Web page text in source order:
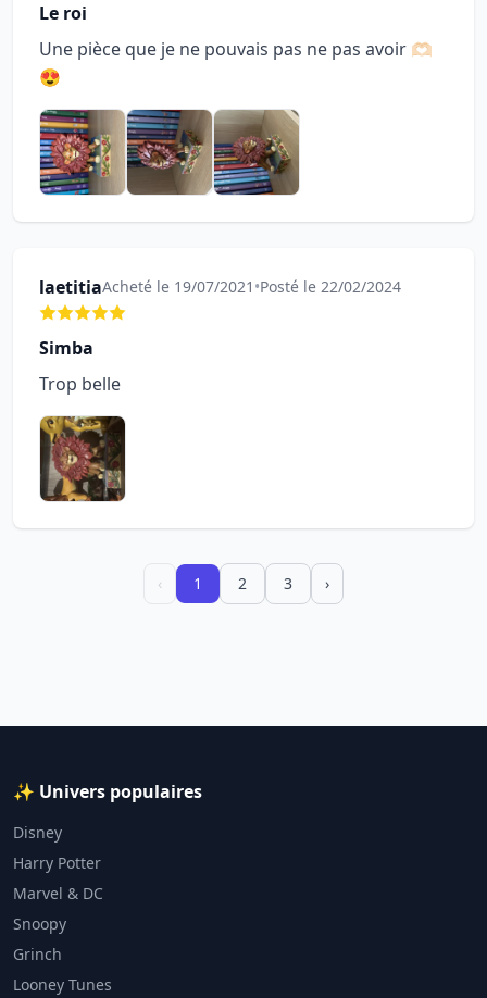
Le roi
Une pièce que je ne pouvais pas ne pas avoir 🫶🏻
😍
laetitiaAcheté le 19/07/2021 •Posté le 22/02/2024
Simba
Trop belle
‹ 1 2 3 ›
✨ Univers populaires
Disney
Harry Potter
Marvel & DC
Snoopy
Grinch
Looney Tunes